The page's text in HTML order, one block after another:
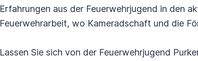
Erfahrungen aus der Feuerwehrjugend in den
Feuerwehrarbeit, wo Kameradschaft und die
Lassen Sie sich von der Feuerwehrjugend